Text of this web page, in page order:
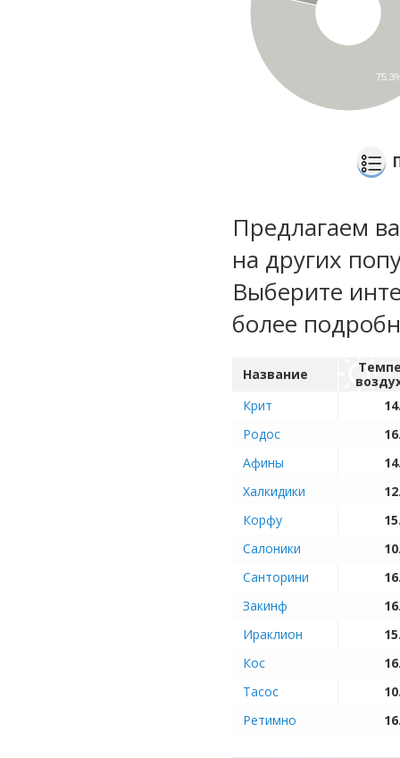
Предлагаем
на других
Выберите
более
Название
Крит
Родос
Афины
Халкидики
Корфу
Салоники
Санторини
Закинф
Ираклион
Кос
Тасос
Ретимно